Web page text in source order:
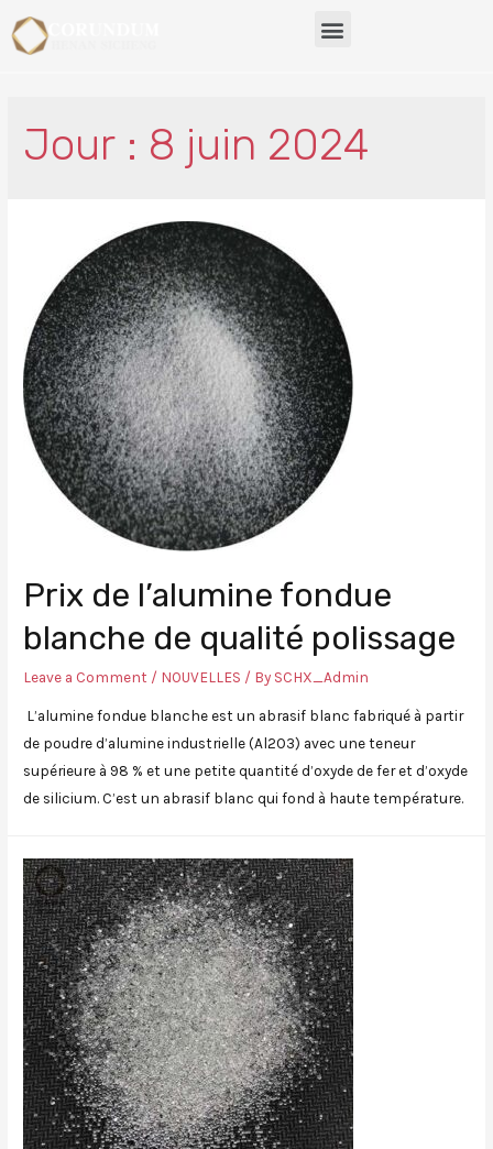
Jour : 8 juin 2024
Prix ​​de l’alumine fondue
blanche de qualité polissage
Leave a Comment / NOUVELLES / By SCHX_Admin
L’alumine fondue blanche est un abrasif blanc fabriqué à partir
de poudre d’alumine industrielle (Al2O3) avec une teneur
supérieure à 98 % et une petite quantité d’oxyde de fer et d’oxyde
de silicium. C’est un abrasif blanc qui fond à haute température.